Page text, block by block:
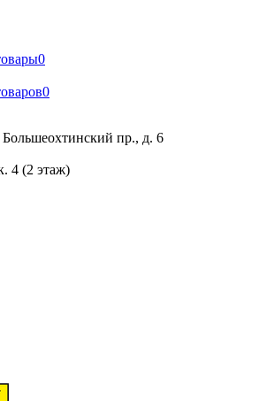
0
0
Большеохтинский пр., д. 6
4 (2 этаж)